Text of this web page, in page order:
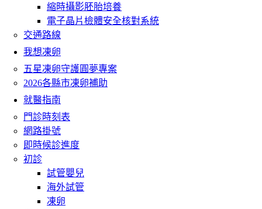
縮時攝影胚胎培養
電子晶片檢體安全核對系統
交通路線
我想凍卵
五星凍卵守護圓夢專案
2026各縣市凍卵補助
就醫指南
門診時刻表
網路掛號
即時候診進度
初診
試管嬰兒
海外試管
凍卵